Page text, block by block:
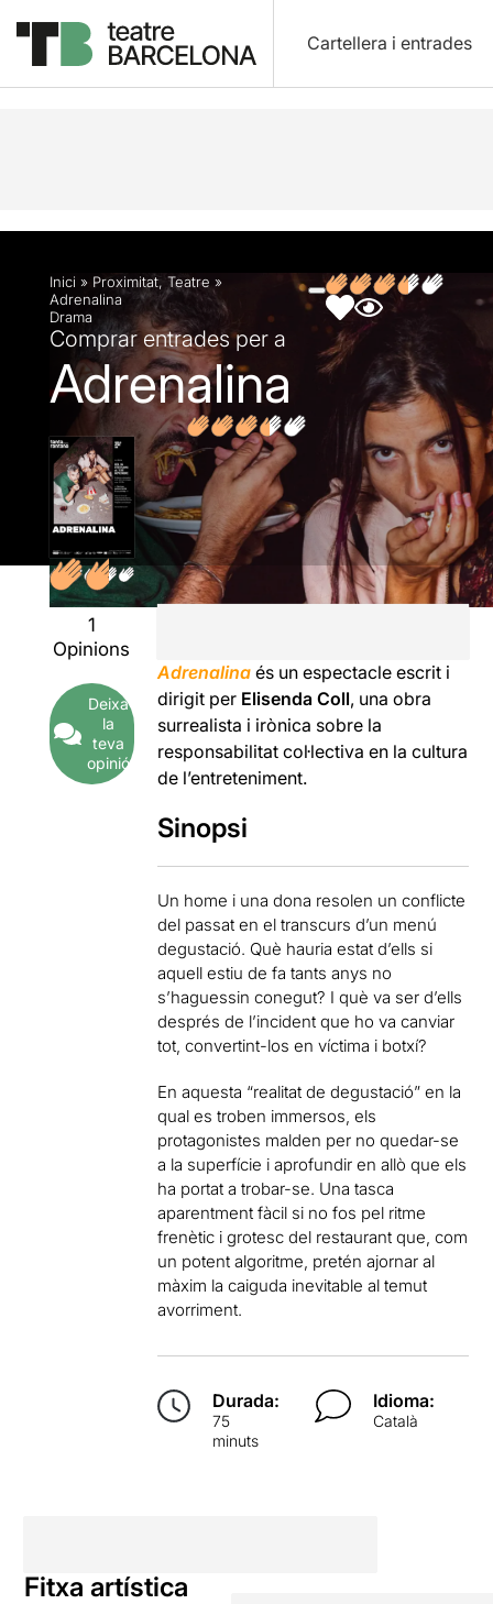
Cartellera i entrades
Descripció Fitxa artística Fotos i vídeos
Inici » Proximitat, Teatre »
Adrenalina
Drama
Comprar entrades per a
Adrenalina
1
Opinions
Deixa
la
teva
opinió
Adrenalina és un espectacle escrit i
dirigit per Elisenda Coll, una obra
surrealista i irònica sobre la
responsabilitat col·lectiva en la cultura
de l’entreteniment.
Sinopsi
Un home i una dona resolen un conflicte
del passat en el transcurs d’un menú
degustació. Què hauria estat d’ells si
aquell estiu de fa tants anys no
s’haguessin conegut? I què va ser d’ells
després de l’incident que ho va canviar
tot, convertint-los en víctima i botxí?
En aquesta “realitat de degustació” en la
qual es troben immersos, els
protagonistes malden per no quedar-se
a la superfície i aprofundir en allò que els
ha portat a trobar-se. Una tasca
aparentment fàcil si no fos pel ritme
frenètic i grotesc del restaurant que, com
un potent algoritme, pretén ajornar al
màxim la caiguda inevitable al temut
avorriment.
Durada:
75
minuts
Idioma:
Català
Fitxa artística